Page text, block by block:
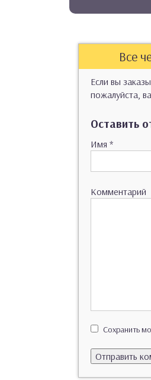
Все
Если вы
пожалуйста,
Оставить
Имя *
Комментарий
Сохранить